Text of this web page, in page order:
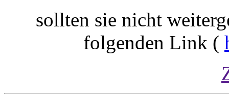
sollten sie nicht
folgenden Link (